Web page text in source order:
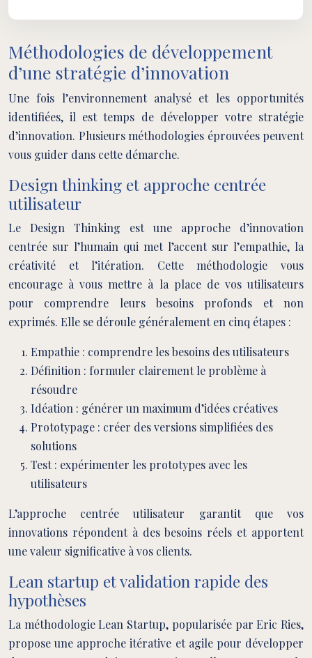
Méthodologies de développement
d’une stratégie d’innovation
Une fois l’environnement analysé et les opportunités
identifiées, il est temps de développer votre stratégie
d’innovation. Plusieurs méthodologies éprouvées peuvent
vous guider dans cette démarche.
Design thinking et approche centrée
utilisateur
Le Design Thinking est une approche d’innovation
centrée sur l’humain qui met l’accent sur l’empathie, la
créativité et l’itération. Cette méthodologie vous
encourage à vous mettre à la place de vos utilisateurs
pour comprendre leurs besoins profonds et non
exprimés. Elle se déroule généralement en cinq étapes :
Empathie : comprendre les besoins des utilisateurs
Définition : formuler clairement le problème à
résoudre
Idéation : générer un maximum d’idées créatives
Prototypage : créer des versions simplifiées des
solutions
Test : expérimenter les prototypes avec les
utilisateurs
L’approche centrée utilisateur garantit que vos
innovations répondent à des besoins réels et apportent
une valeur significative à vos clients.
Lean startup et validation rapide des
hypothèses
La méthodologie Lean Startup, popularisée par Eric Ries,
propose une approche itérative et agile pour développer